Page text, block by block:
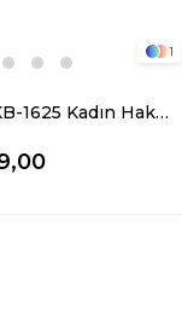
1
Mammamia D25KB-1625 Kadın Hakiki Nubuk Deri Chelsea Bot Siyah